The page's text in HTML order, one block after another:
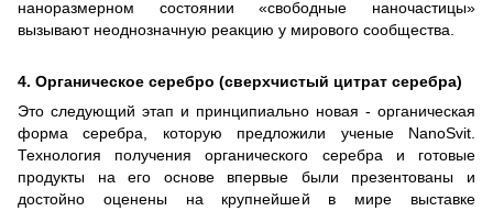
наноразмерном состоянии «свободные наночастицы»
вызывают неоднозначную реакцию у мирового сообщества.
4. Органическое серебро (сверхчистый цитрат серебра)
Это следующий этап и принципиально новая - органическая
форма серебра, которую предложили ученые NanoSvit.
Технология получения органического серебра и готовые
продукты на его основе впервые были презентованы и
достойно оценены на крупнейшей в мире выставке